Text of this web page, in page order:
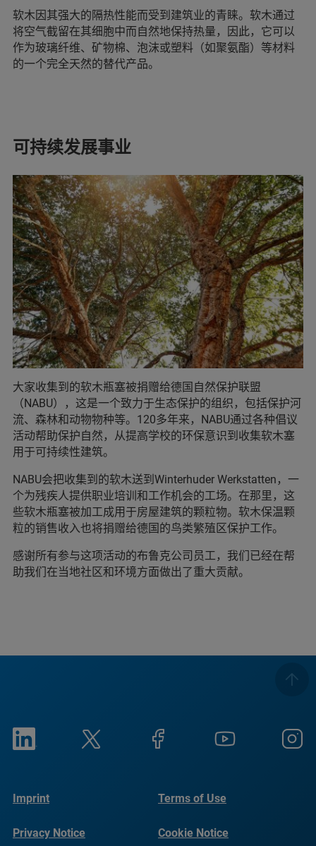
软木因其强大的隔热性能而受到建筑业的青睐。软木通过
将空气截留在其细胞中而自然地保持热量，因此，它可以
作为玻璃纤维、矿物棉、泡沫或塑料（如聚氨酯）等材料
的一个完全天然的替代产品。
可持续发展事业
大家收集到的软木瓶塞被捐赠给德国自然保护联盟
（NABU），这是一个致力于生态保护的组织，包括保护河
流、森林和动物物种等。120多年来，NABU通过各种倡议
活动帮助保护自然，从提高学校的环保意识到收集软木塞
用于可持续性建筑。
NABU会把收集到的软木送到Winterhuder Werkstatten，一
个为残疾人提供职业培训和工作机会的工场。在那里，这
些软木瓶塞被加工成用于房屋建筑的颗粒物。软木保温颗
粒的销售收入也将捐赠给德国的鸟类繁殖区保护工作。
感谢所有参与这项活动的布鲁克公司员工，我们已经在帮
助我们在当地社区和环境方面做出了重大贡献。
Imprint Terms of Use
Privacy Notice Cookie Notice